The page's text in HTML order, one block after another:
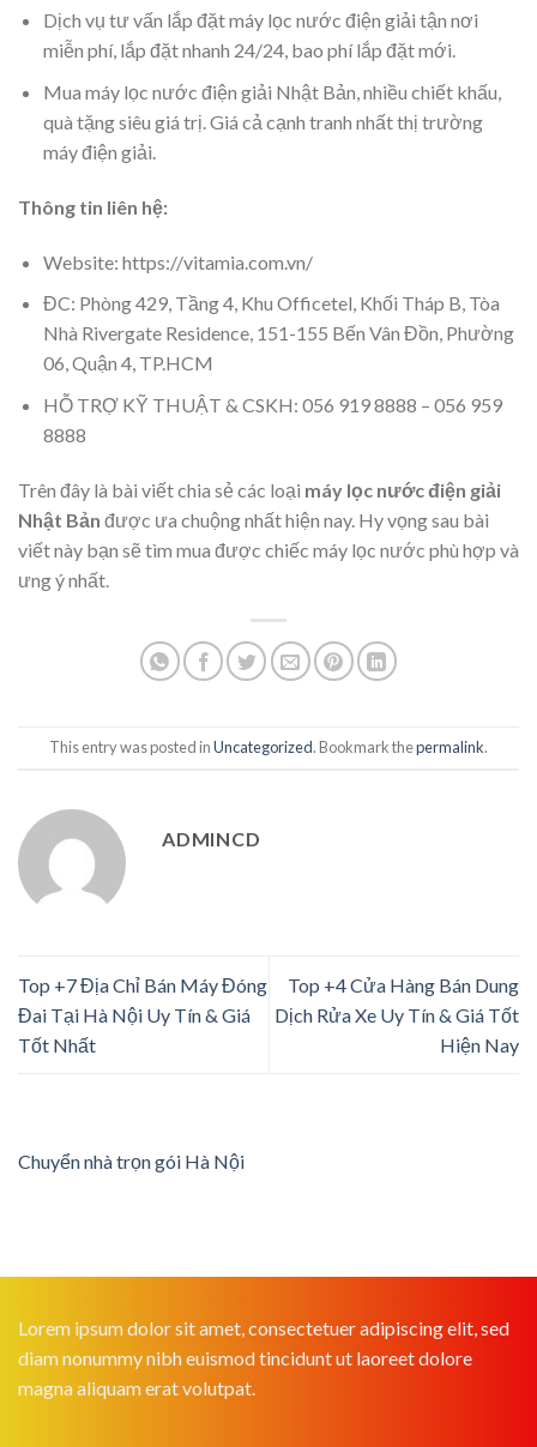
Dịch vụ tư vấn lắp đặt máy lọc nước điện giải tận nơi
miễn phí, lắp đặt nhanh 24/24, bao phí lắp đặt mới.
Mua máy lọc nước điện giải Nhật Bản, nhiều chiết khấu,
quà tặng siêu giá trị. Giá cả cạnh tranh nhất thị trường
máy điện giải.
Thông tin liên hệ:
Website: https://vitamia.com.vn/
ĐC: Phòng 429, Tầng 4, Khu Officetel, Khối Tháp B, Tòa
Nhà Rivergate Residence, 151-155 Bến Vân Đồn, Phường
06, Quận 4, TP.HCM
HỖ TRỢ KỸ THUẬT & CSKH: 056 919 8888 – 056 959
8888
Trên đây là bài viết chia sẻ các loại máy lọc nước điện giải
Nhật Bản được ưa chuộng nhất hiện nay. Hy vọng sau bài
viết này bạn sẽ tìm mua được chiếc máy lọc nước phù hợp và
ưng ý nhất.
This entry was posted inUncategorized. Bookmark thepermalink.
ADMINCD
Top +7 Địa Chỉ Bán Máy Đóng
Đai Tại Hà Nội Uy Tín & Giá
Tốt Nhất
Top +4 Cửa Hàng Bán Dung
Dịch Rửa Xe Uy Tín & Giá Tốt
Hiện Nay
Chuyển nhà trọn gói Hà Nội
Lorem ipsum dolor sit amet, consectetuer adipiscing elit, sed
diam nonummy nibh euismod tincidunt ut laoreet dolore
magna aliquam erat volutpat.